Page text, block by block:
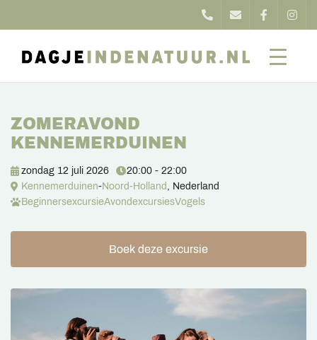
ZOMERAVOND
KENNEMERDUINEN
zondag 12 juli 2026
20:00 - 22:00
Kennemerduinen-Noord-Holland , Nederland
BeginnersexcursieAvondexcursiesVogels
Boek deze excursie